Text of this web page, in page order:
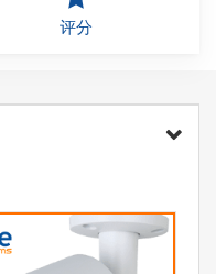
评分